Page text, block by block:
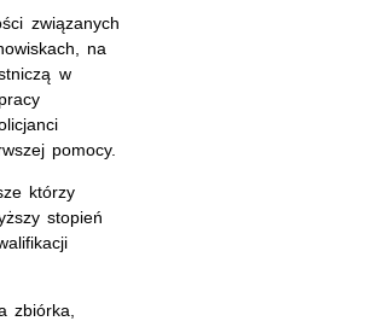
związanych
na
w
pomocy.
którzy
stopień
zbiórka,